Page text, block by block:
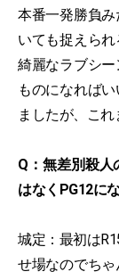
本番一発勝負
いても捉えられ
綺麗なラブシ
ものになれば
ましたが、これ
Q：無差別殺人
はなくPG12に
城定：最初は
せ場なのでち